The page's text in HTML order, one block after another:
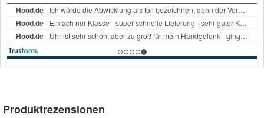
Produktrezensionen